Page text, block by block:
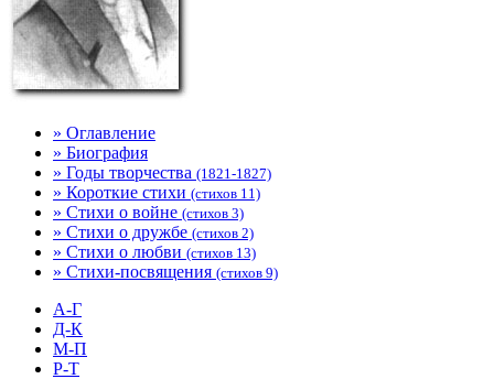
» Оглавление
» Биография
» Годы творчества (1821-1827)
» Короткие стихи (стихов 11)
» Стихи о войне (стихов 3)
» Стихи о дружбе (стихов 2)
» Стихи о любви (стихов 13)
» Стихи-посвящения (стихов 9)
А-Г
Д-К
М-П
Р-Т